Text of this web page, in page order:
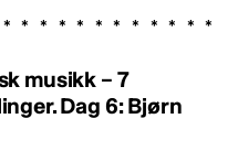
musikk – 7
Dag 6: Bjørn